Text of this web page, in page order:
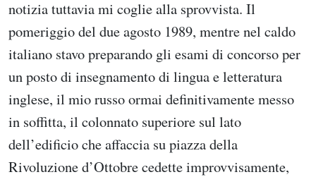
notizia tuttavia mi coglie alla sprovvista. Il
pomeriggio del due agosto 1989, mentre nel caldo
italiano stavo preparando gli esami di concorso per
un posto di insegnamento di lingua e letteratura
inglese, il mio russo ormai definitivamente messo
in soffitta, il colonnato superiore sul lato
dell’edificio che affaccia su piazza della
Rivoluzione d’Ottobre cedette improvvisamente,